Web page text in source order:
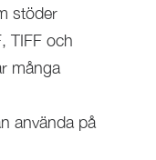
stöder
TIFF och
många
använda på